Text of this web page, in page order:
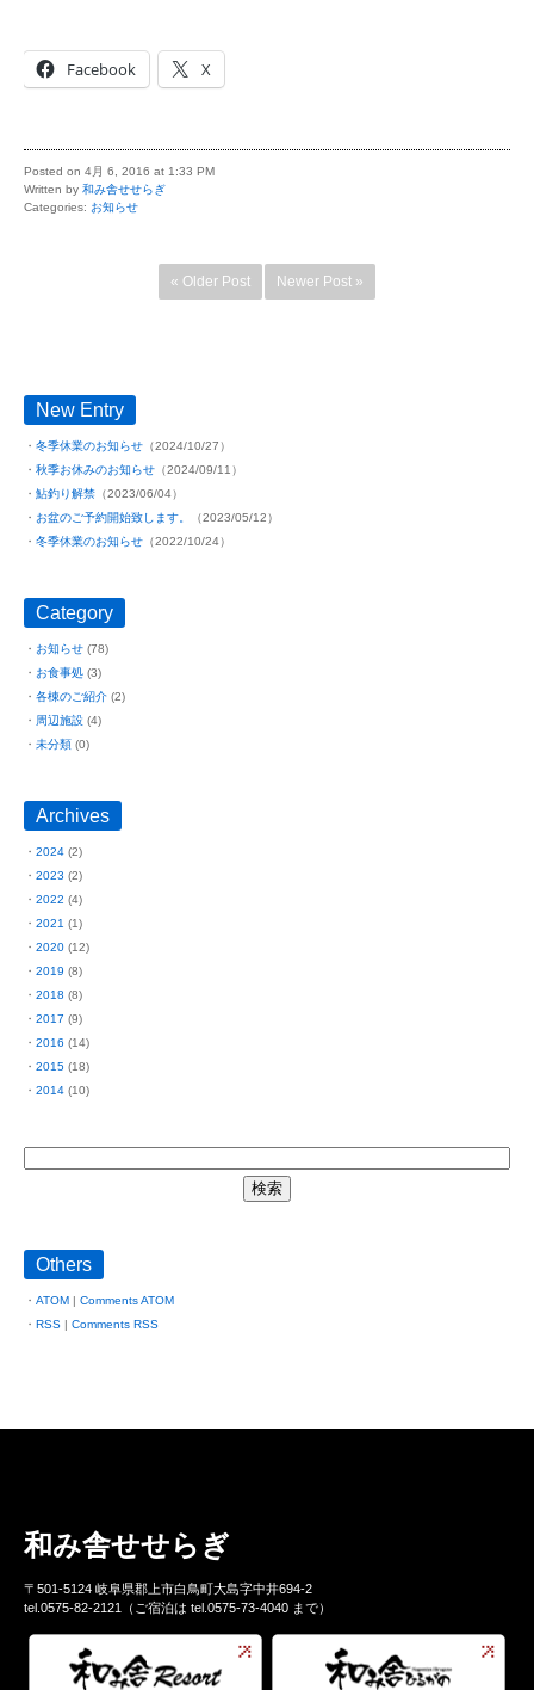
Facebook X
Posted on 4月 6, 2016 at 1:33 PM
Written by 和み舎せせらぎ
Categories: お知らせ
« Older Post Newer Post »
New Entry
冬季休業のお知らせ （2024/10/27）
秋季お休みのお知らせ （2024/09/11）
鮎釣り解禁 （2023/06/04）
お盆のご予約開始致します。
（2023/05/12）
冬季休業のお知らせ （2022/10/24）
Category
お知らせ (78)
お食事処 (3)
各棟のご紹介 (2)
周辺施設 (4)
未分類 (0)
Archives
2024 (2)
2023 (2)
2022 (4)
2021 (1)
2020 (12)
2019 (8)
2018 (8)
2017 (9)
2016 (14)
2015 (18)
2014 (10)
Others
ATOM | Comments ATOM
RSS | Comments RSS
和み舎せせらぎ
〒501-5124 岐阜県郡上市白鳥町大島字中井694-2
tel.0575-82-2121（ご宿泊は tel.0575-73-4040 まで）